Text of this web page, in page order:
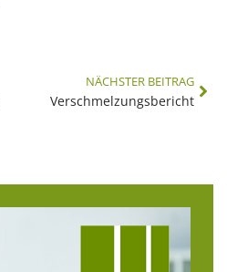
NÄCHSTER BEITRAG
Verschmelzungsbericht